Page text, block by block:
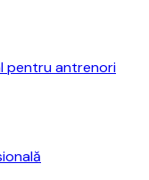
pentru antrenori